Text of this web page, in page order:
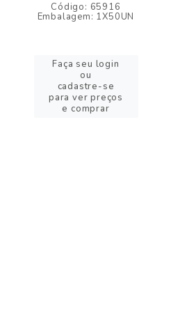
Código: 65916
Embalagem: 1X50UN
Faça seu login
ou
cadastre-se
para ver preços
e comprar